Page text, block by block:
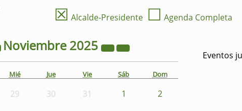
☒ Alcalde-Presidente ☐ Agenda Completa
Noviembre2025
Mié Jue Vie Sáb Dom
29 30 31 1 2
Eventos